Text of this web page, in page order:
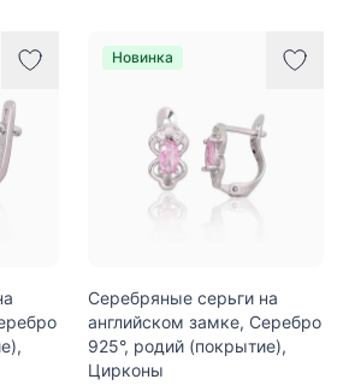
Новинка
Серебряные серьги на
английском замке, Серебро
925°, родий (покрытие),
Цирконы